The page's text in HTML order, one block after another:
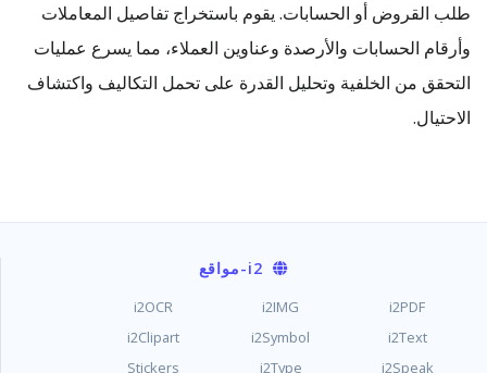
طلب القروض أو الحسابات. يقوم باستخراج تفاصيل المعاملات
وأرقام الحسابات والأرصدة وعناوين العملاء، مما يسرع عمليات
التحقق من الخلفية وتحليل القدرة على تحمل التكاليف واكتشاف
الاحتيال.
i2-مواقع
i2PDF
i2IMG
i2OCR
i2Text
i2Symbol
i2Clipart
i2Speak
i2Type
Stickers